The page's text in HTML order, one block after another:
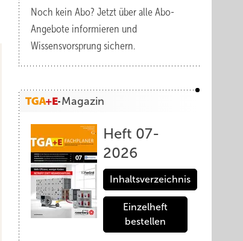
Noch kein Abo? Jetzt über alle Abo-
Angebote informieren und
Wissensvorsprung sichern.
Magazin
Heft 07-
2026
Inhaltsverzeichnis
Einzelheft
bestellen